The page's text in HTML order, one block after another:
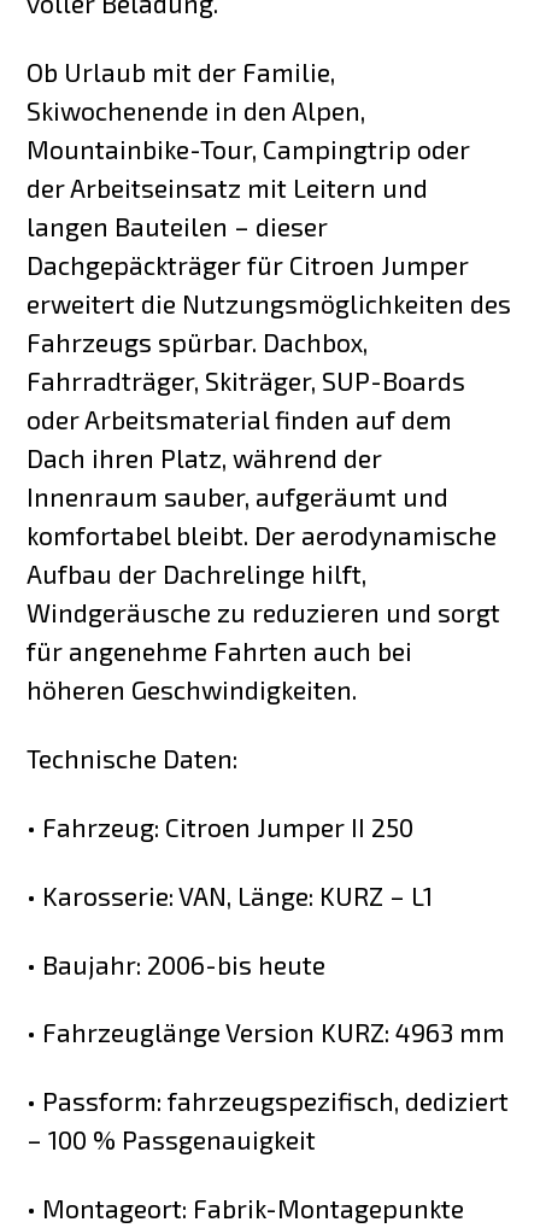
Ob Urlaub mit der Familie,
Skiwochenende in den Alpen,
Mountainbike-Tour, Campingtrip oder
der Arbeitseinsatz mit Leitern und
langen Bauteilen – dieser
Dachgepäckträger für Citroen Jumper
erweitert die Nutzungsmöglichkeiten des
Fahrzeugs spürbar. Dachbox,
Fahrradträger, Skiträger, SUP-Boards
oder Arbeitsmaterial finden auf dem
Dach ihren Platz, während der
Innenraum sauber, aufgeräumt und
komfortabel bleibt. Der aerodynamische
Aufbau der Dachrelinge hilft,
Windgeräusche zu reduzieren und sorgt
für angenehme Fahrten auch bei
höheren Geschwindigkeiten.
Technische Daten:
• Fahrzeug: Citroen Jumper II 250
• Karosserie: VAN, Länge: KURZ – L1
• Baujahr: 2006-bis heute
• Fahrzeuglänge Version KURZ: 4963 mm
• Passform: fahrzeugspezifisch, dediziert
– 100 % Passgenauigkeit
• Montageort: Fabrik-Montagepunkte